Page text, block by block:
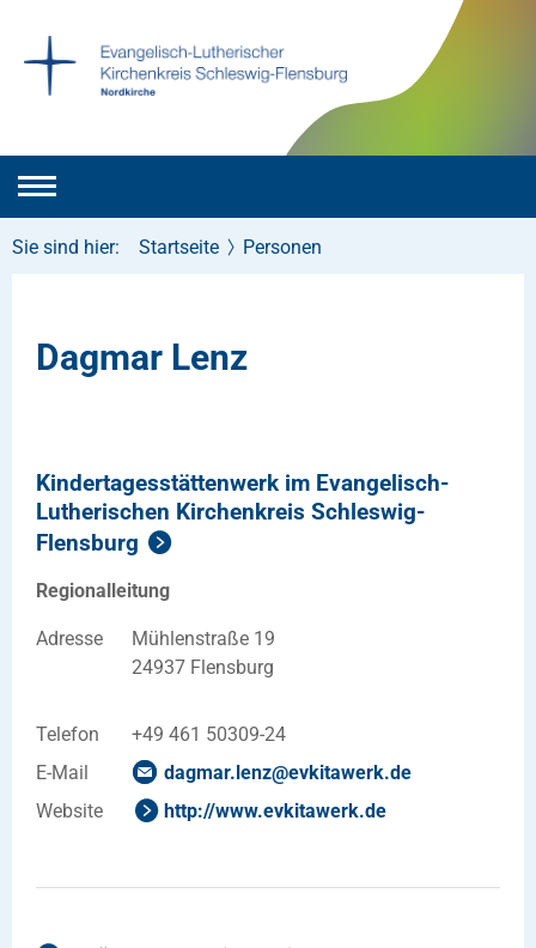
Sie sind hier: Startseite Personen
Dagmar Lenz
Kindertagesstättenwerk im Evangelisch-
Lutherischen Kirchenkreis Schleswig-
Flensburg
Regionalleitung
Adresse
Mühlenstraße 19
24937 Flensburg
Telefon
+49 461 50309-24
E-Mail
dagmar.lenz@evkitawerk.de
Website
http://www.evkitawerk.de